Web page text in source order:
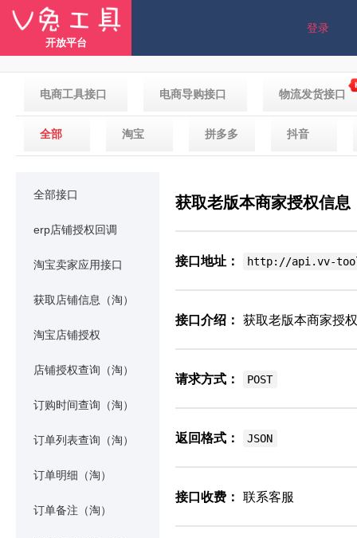
开放平台
登录
电商工具接口 电商导购接口 物流发货接口
全部 淘宝 拼多多 抖音
全部接口
erp店铺授权回调
淘宝卖家应用接口
获取店铺信息（淘）
淘宝店铺授权
店铺授权查询（淘）
订购时间查询（淘）
订单列表查询（淘）
订单明细（淘）
订单备注（淘）
获取老版本商家授权信息
接口地址： http://api.vv-
接口介绍： 获取老版本商家授
请求方式： POST
返回格式： JSON
接口收费： 联系客服